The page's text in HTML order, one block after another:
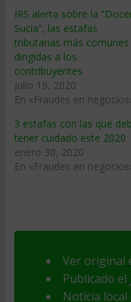
IRS alerta sobre la
Sucia”, las estafas
tributarias más comunes
dirigidas a los
contribuyentes
julio 19, 2020
En «Fraudes en
3 estafas con las que
tener cuidado este 2020
enero 30, 2020
En «Fraudes en
Ver original
Publicado el
Noticia local